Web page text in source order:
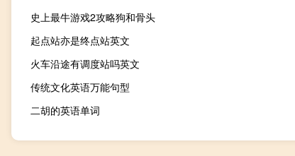
史上最牛游戏2攻略狗和骨头
起点站亦是终点站英文
火车沿途有调度站吗英文
传统文化英语万能句型
二胡的英语单词